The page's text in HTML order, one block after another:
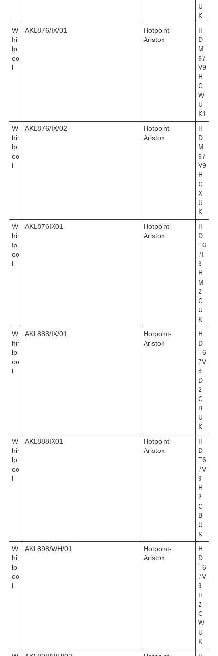
U
K
W
hir
lp
oo
l
AKL876/IX/01
Hotpoint-
Ariston
H
D
M
67
V9
H
C
W
U
K1
W
hir
lp
oo
l
AKL876/IX/02
Hotpoint-
Ariston
H
D
M
67
V9
H
C
X
U
K
W
hir
lp
oo
l
AKL876IX01
Hotpoint-
Ariston
H
D
T6
7I
9
H
M
2
C
U
K
W
hir
lp
oo
l
AKL888/IX/01
Hotpoint-
Ariston
H
D
T6
7V
8
D
2
C
B
U
K
W
hir
lp
oo
l
AKL888IX01
Hotpoint-
Ariston
H
D
T6
7V
9
H
2
C
B
U
K
W
hir
lp
oo
l
AKL898/WH/01
Hotpoint-
Ariston
H
D
T6
7V
9
H
2
C
W
U
K